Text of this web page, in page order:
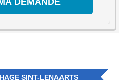
SINT-LENAARTS